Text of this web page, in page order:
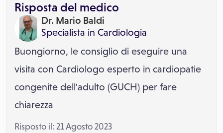
Risposta del medico
Dr. Mario Baldi
Specialista in Cardiologia
Buongiorno, le consiglio di eseguire una
visita con Cardiologo esperto in cardiopatie
congenite dell'adulto (GUCH) per fare
chiarezza
Risposto il: 21 Agosto 2023